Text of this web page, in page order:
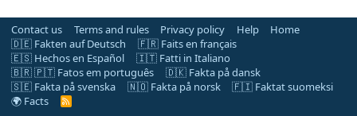
Contact us Terms and rules Privacy policy Help
Home
🇩🇪 Fakten auf Deutsch
🇫🇷 Faits en français
🇪🇸 Hechos en Español
🇮🇹 Fatti in Italiano
🇧🇷 🇵🇹 Fatos em português
🇩🇰 Fakta på dansk
🇸🇪 Fakta på svenska
🇳🇴 Fakta på norsk
🇫🇮 Faktat suomeksi
🌍 Facts
R